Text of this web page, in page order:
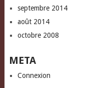
septembre 2014
août 2014
octobre 2008
META
Connexion